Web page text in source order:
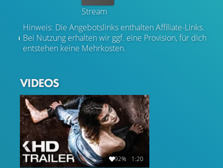
Stream
Hinweis: Die Angebotslinks enthalten Affiliate-Links.
Bei Nutzung erhalten wir ggf. eine Provision, für dich
entstehen keine Mehrkosten.
VIDEOS
92% 1:20